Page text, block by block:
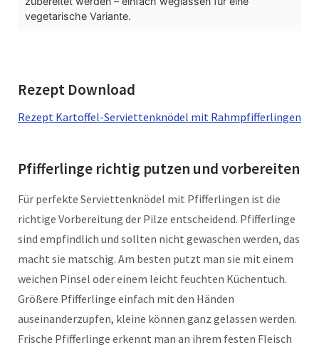
vegetarische Variante.
Rezept Download
Rezept Kartoffel-Serviettenknödel mit Rahmpfifferlingen
Pfifferlinge richtig putzen und vorbereiten
Für perfekte Serviettenknödel mit Pfifferlingen ist die
richtige Vorbereitung der Pilze entscheidend. Pfifferlinge
sind empfindlich und sollten nicht gewaschen werden, das
macht sie matschig. Am besten putzt man sie mit einem
weichen Pinsel oder einem leicht feuchten Küchentuch.
Größere Pfifferlinge einfach mit den Händen
auseinanderzupfen, kleine können ganz gelassen werden.
Frische Pfifferlinge erkennt man an ihrem festen Fleisch